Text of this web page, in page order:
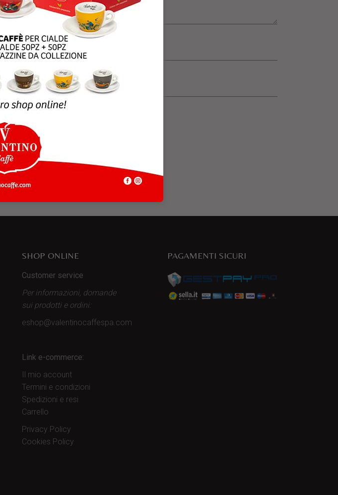
SHOP ONLINE
Customer service
Per informazioni, domande
sui prodotti e ordini:
eshop@valentinocaffespa.com
Link e-commerce:
Il mio account
Termini e condizioni
Spedizioni e resi
Carrello
Privacy Policy
Cookies Policy
PAGAMENTI SICURI